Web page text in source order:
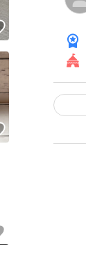
いいね！